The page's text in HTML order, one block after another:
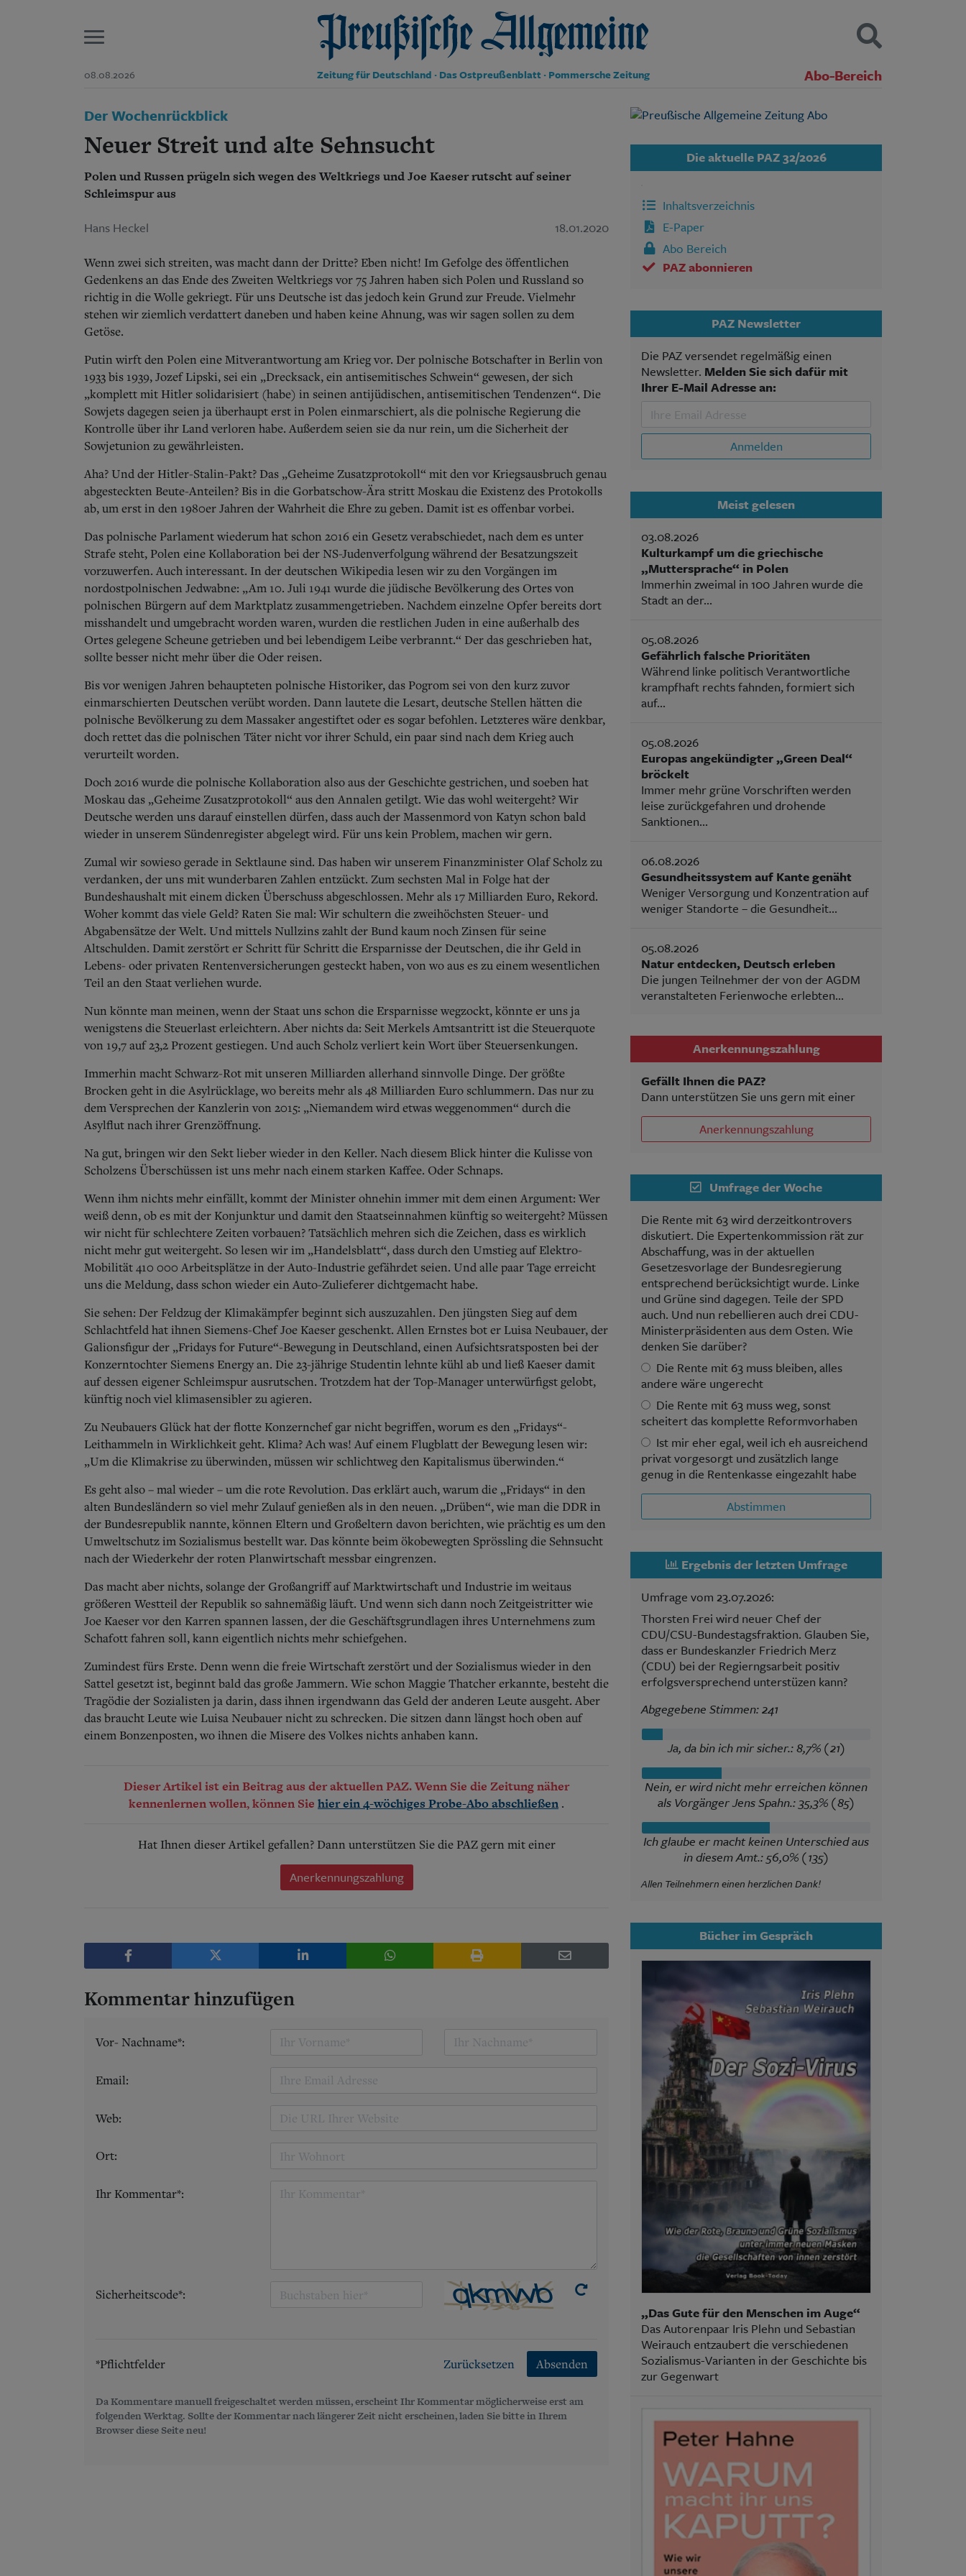
08.08.2026 Preußische Allgemeine Zeitung
Zeitung für Deutschland · Das Ostpreußenblatt · Pommersche Zeitung Abo-Bereich
Start
Aktuelle Ausgabe
Abonnent werden
Abo Prämien
Mediadaten
Gesellschaft
Berlin-Brandenburg
Schlesien
Danzig und Westpreußen
Bücher
Kontakt
Datenschutz
Suchen und finden
SUCHEN
Der Wochenrückblick
Neuer Streit und alte Sehnsucht
Polen und Russen prügeln sich wegen des Weltkriegs und Joe Kaeser rutscht auf seiner
Schleimspur aus
Hans Heckel 18.01.2020
Wenn zwei sich streiten, was macht dann der Dritte? Eben nicht! Im Gefolge des öffentlichen
Gedenkens an das Ende des Zweiten Weltkriegs vor 75 Jahren haben sich Polen und Russland so
richtig in die Wolle gekriegt. Für uns Deutsche ist das jedoch kein Grund zur Freude. Vielmehr
stehen wir ziemlich verdattert daneben und haben keine Ahnung, was wir sagen sollen zu dem
Getöse.
Putin wirft den Polen eine Mitverantwortung am Krieg vor. Der polnische Botschafter in Berlin von
1933 bis 1939, Jozef Lipski, sei ein „Drecksack, ein antisemitisches Schwein“ gewesen, der sich
„komplett mit Hitler solidarisiert (habe) in seinen antijüdischen, antisemitischen Tendenzen“. Die
Sowjets dagegen seien ja überhaupt erst in Polen einmarschiert, als die polnische Regierung die
Kontrolle über ihr Land verloren habe. Außerdem seien sie da nur rein, um die Sicherheit der
Sowjetunion zu gewährleisten.
Aha? Und der Hitler-Stalin-Pakt? Das „Geheime Zusatzprotokoll“ mit den vor Kriegsausbruch genau
abgesteckten Beute-Anteilen? Bis in die Gorbatschow-Ära stritt Moskau die Existenz des Protokolls
ab, um erst in den 1980er Jahren der Wahrheit die Ehre zu geben. Damit ist es offenbar vorbei.
Das polnische Parlament wiederum hat schon 2016 ein Gesetz verabschiedet, nach dem es unter
Strafe steht, Polen eine Kollaboration bei der NS-Judenverfolgung während der Besatzungszeit
vorzuwerfen. Auch interessant. In der deutschen Wikipedia lesen wir zu den Vorgängen im
nordostpolnischen Jedwabne: „Am 10. Juli 1941 wurde die jüdische Bevölkerung des Ortes von
polnischen Bürgern auf dem Marktplatz zusammengetrieben. Nachdem einzelne Opfer bereits dort
misshandelt und umgebracht worden waren, wurden die restlichen Juden in eine außerhalb des
Ortes gelegene Scheune getrieben und bei lebendigem Leibe verbrannt.“ Der das geschrieben hat,
sollte besser nicht mehr über die Oder reisen.
Bis vor wenigen Jahren behaupteten polnische Historiker, das Pogrom sei von den kurz zuvor
einmarschierten Deutschen verübt worden. Dann lautete die Lesart, deutsche Stellen hätten die
polnische Bevölkerung zu dem Massaker angestiftet oder es sogar befohlen. Letzteres wäre denkbar,
doch rettet das die polnischen Täter nicht vor ihrer Schuld, ein paar sind nach dem Krieg auch
verurteilt worden.
Doch 2016 wurde die polnische Kollaboration also aus der Geschichte gestrichen, und soeben hat
Moskau das „Geheime Zusatzprotokoll“ aus den Annalen getilgt. Wie das wohl weitergeht? Wir
Deutsche werden uns darauf einstellen dürfen, dass auch der Massenmord von Katyn schon bald
wieder in unserem Sündenregister abgelegt wird. Für uns kein Problem, machen wir gern.
Zumal wir sowieso gerade in Sektlaune sind. Das haben wir unserem Finanzminister Olaf Scholz zu
verdanken, der uns mit wunderbaren Zahlen entzückt. Zum sechsten Mal in Folge hat der
Bundeshaushalt mit einem dicken Überschuss abgeschlossen. Mehr als 17 Milliarden Euro, Rekord.
Woher kommt das viele Geld? Raten Sie mal: Wir schultern die zweihöchsten Steuer- und
Abgabensätze der Welt. Und mittels Nullzins zahlt der Bund kaum noch Zinsen für seine
Altschulden. Damit zerstört er Schritt für Schritt die Ersparnisse der Deutschen, die ihr Geld in
Lebens- oder privaten Rentenversicherungen gesteckt haben, von wo aus es zu einem wesentlichen
Teil an den Staat verliehen wurde.
Nun könnte man meinen, wenn der Staat uns schon die Ersparnisse wegzockt, könnte er uns ja
wenigstens die Steuerlast erleichtern. Aber nichts da: Seit Merkels Amtsantritt ist die Steuerquote
von 19,7 auf 23,2 Prozent gestiegen. Und auch Scholz verliert kein Wort über Steuersenkungen.
Immerhin macht Schwarz-Rot mit unseren Milliarden allerhand sinnvolle Dinge. Der größte
Brocken geht in die Asylrücklage, wo bereits mehr als 48 Milliarden Euro schlummern. Das nur zu
dem Versprechen der Kanzlerin von 2015: „Niemandem wird etwas weggenommen“ durch die
Asylflut nach ihrer Grenzöffnung.
Na gut, bringen wir den Sekt lieber wieder in den Keller. Nach diesem Blick hinter die Kulisse von
Scholzens Überschüssen ist uns mehr nach einem starken Kaffee. Oder Schnaps.
Wenn ihm nichts mehr einfällt, kommt der Minister ohnehin immer mit dem einen Argument: Wer
weiß denn, ob es mit der Konjunktur und damit den Staatseinnahmen künftig so weitergeht? Müssen
wir nicht für schlechtere Zeiten vorbauen? Tatsächlich mehren sich die Zeichen, dass es wirklich
nicht mehr gut weitergeht. So lesen wir im „Handelsblatt“, dass durch den Umstieg auf Elektro-
Mobilität 410 000 Arbeitsplätze in der Auto-Industrie gefährdet seien. Und alle paar Tage erreicht
uns die Meldung, dass schon wieder ein Auto-Zulieferer dichtgemacht habe.
Sie sehen: Der Feldzug der Klimakämpfer beginnt sich auszuzahlen. Den jüngsten Sieg auf dem
Schlachtfeld hat ihnen Siemens-Chef Joe Kaeser geschenkt. Allen Ernstes bot er Luisa Neubauer, der
Galionsfigur der „Fridays for Future“-Bewegung in Deutschland, einen Aufsichtsratsposten bei der
Konzerntochter Siemens Energy an. Die 23-jährige Studentin lehnte kühl ab und ließ Kaeser damit
auf dessen eigener Schleimspur ausrutschen. Trotzdem hat der Top-Manager unterwürfigst gelobt,
künftig noch viel klimasensibler zu agieren.
Zu Neubauers Glück hat der flotte Konzernchef gar nicht begriffen, worum es den „Fridays“-
Leithammeln in Wirklichkeit geht. Klima? Ach was! Auf einem Flugblatt der Bewegung lesen wir:
„Um die Klimakrise zu überwinden, müssen wir schlichtweg den Kapitalismus überwinden.“
Es geht also – mal wieder – um die rote Revolution. Das erklärt auch, warum die „Fridays“ in den
alten Bundesländern so viel mehr Zulauf genießen als in den neuen. „Drüben“, wie man die DDR in
der Bundesrepublik nannte, können Eltern und Großeltern davon berichten, wie prächtig es um den
Umweltschutz im Sozialismus bestellt war. Das könnte beim ökobewegten Sprössling die Sehnsucht
nach der Wiederkehr der roten Planwirtschaft messbar eingrenzen.
Das macht aber nichts, solange der Großangriff auf Marktwirtschaft und Industrie im weitaus
größeren Westteil der Republik so sahnemäßig läuft. Und wenn sich dann noch Zeitgeistritter wie
Joe Kaeser vor den Karren spannen lassen, der die Geschäftsgrundlagen ihres Unternehmens zum
Schafott fahren soll, kann eigentlich nichts mehr schiefgehen.
Zumindest fürs Erste. Denn wenn die freie Wirtschaft zerstört und der Sozialismus wieder in den
Sattel gesetzt ist, beginnt bald das große Jammern. Wie schon Maggie Thatcher erkannte, besteht die
Tragödie der Sozialisten ja darin, dass ihnen irgendwann das Geld der anderen Leute ausgeht. Aber
das braucht Leute wie Luisa Neubauer nicht zu schrecken. Die sitzen dann längst hoch oben auf
einem Bonzenposten, wo ihnen die Misere des Volkes nichts anhaben kann.
Dieser Artikel ist ein Beitrag aus der aktuellen PAZ. Wenn Sie die Zeitung näher
kennenlernen wollen, können Sie hier ein 4-wöchiges Probe-Abo abschließen .
Hat Ihnen dieser Artikel gefallen? Dann unterstützen Sie die PAZ gern mit einer
Anerkennungszahlung
Kommentar hinzufügen
Vor- Nachname*:
Email:
Web:
Ort:
Ihr Kommentar*:
Sicherheitscode*:
*Pflichtfelder Zurücksetzen Absenden
Da Kommentare manuell freigeschaltet werden müssen, erscheint Ihr Kommentar möglicherweise erst am
folgenden Werktag. Sollte der Kommentar nach längerer Zeit nicht erscheinen, laden Sie bitte in Ihrem
Browser diese Seite neu!
Die aktuelle PAZ 32/2026
Inhaltsverzeichnis
E-Paper
Abo Bereich
PAZ abonnieren
PAZ Newsletter
Die PAZ versendet regelmäßig einen
Newsletter. Melden Sie sich dafür mit
Ihrer E-Mail Adresse an:
Anmelden
Meist gelesen
03.08.2026
Kulturkampf um die griechische
„Muttersprache“ in Polen
Immerhin zweimal in 100 Jahren wurde die
Stadt an der...
05.08.2026
Gefährlich falsche Prioritäten
Während linke politisch Verantwortliche
krampfhaft rechts fahnden, formiert sich
auf...
05.08.2026
Europas angekündigter „Green Deal“
bröckelt
Immer mehr grüne Vorschriften werden
leise zurückgefahren und drohende
Sanktionen...
06.08.2026
Gesundheitssystem auf Kante genäht
Weniger Versorgung und Konzentration auf
weniger Standorte – die Gesundheit...
05.08.2026
Natur entdecken, Deutsch erleben
Die jungen Teilnehmer der von der AGDM
veranstalteten Ferienwoche erlebten...
Anerkennungszahlung
Gefällt Ihnen die PAZ?
Dann unterstützen Sie uns gern mit einer
Anerkennungszahlung
Umfrage der Woche
Die Rente mit 63 wird derzeitkontrovers
diskutiert. Die Expertenkommission rät zur
Abschaffung, was in der aktuellen
Gesetzesvorlage der Bundesregierung
entsprechend berücksichtigt wurde. Linke
und Grüne sind dagegen. Teile der SPD
auch. Und nun rebellieren auch drei CDU-
Ministerpräsidenten aus dem Osten. Wie
denken Sie darüber?
Die Rente mit 63 muss bleiben, alles
andere wäre ungerecht
Die Rente mit 63 muss weg, sonst
scheitert das komplette Reformvorhaben
Ist mir eher egal, weil ich eh ausreichend
privat vorgesorgt und zusätzlich lange
genug in die Rentenkasse eingezahlt habe
Abstimmen
Ergebnis der letzten Umfrage
Umfrage vom 23.07.2026:
Thorsten Frei wird neuer Chef der
CDU/CSU-Bundestagsfraktion. Glauben Sie,
dass er Bundeskanzler Friedrich Merz
(CDU) bei der Regierngsarbeit positiv
erfolgsversprechend unterstüzen kann?
Abgegebene Stimmen: 241
Ja, da bin ich mir sicher.: 8,7% (21)
Nein, er wird nicht mehr erreichen können
als Vorgänger Jens Spahn.: 35,3% (85)
Ich glaube er macht keinen Unterschied aus
in diesem Amt.: 56,0% (135)
Allen Teilnehmern einen herzlichen Dank!
Bücher im Gespräch
„Das Gute für den Menschen im Auge“
Das Autorenpaar Iris Plehn und Sebastian
Weirauch entzaubert die verschiedenen
Sozialismus-Varianten in der Geschichte bis
zur Gegenwart